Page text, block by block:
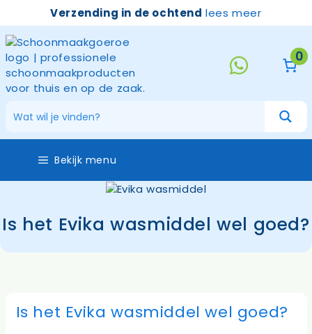
de
inhoud
Verzending in de ochtend lees meer
0
Bekijk menu
Is het Evika wasmiddel wel goed?
Is het Evika wasmiddel wel goed?